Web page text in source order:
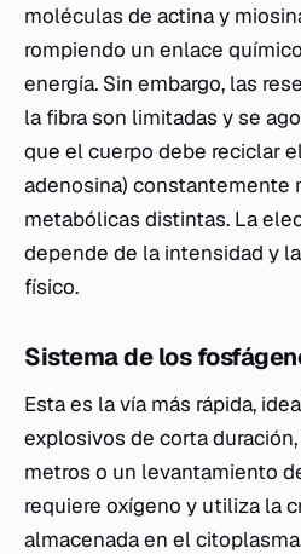
moléculas de actina y
rompiendo un enlace
energía. Sin embargo, las
la fibra son limitadas y se
que el cuerpo debe reciclar
adenosina) constantemente
metabólicas distintas. La
depende de la intensidad y
físico.
Sistema de los
Esta es la vía más rápida,
explosivos de corta
metros o un levantamiento
requiere oxígeno y utiliza la
almacenada en el